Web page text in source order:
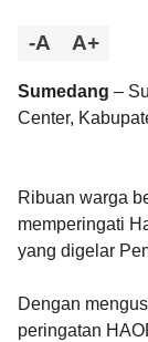
-A A+
Sumedang –
Center,
Ribuan warga
memperingati
yang digelar
Dengan
peringatan